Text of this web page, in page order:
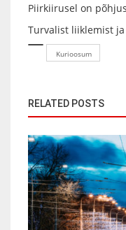
Piirkiirusel on
Turvalist liiklemist
Kurioosum
RELATED POSTS